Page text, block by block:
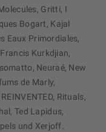
Gritti, I
Bogart, Kajal
Eaux Primordiales,
Kurkdjian,
Neuraé, New
de Marly,
Rituals,
Ted Lapidus,
und Xerjoff.